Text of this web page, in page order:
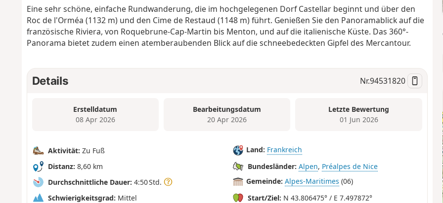
Eine sehr schöne, einfache Rundwanderung, die im hochgelegenen Dorf Castellar beginnt und über den
Roc de l'Orméa (1132 m) und den Cime de Restaud (1148 m) führt. Genießen Sie den Panoramablick auf die
französische Riviera, von Roquebrune-Cap-Martin bis Menton, und aufdie italienische Küste. Das 360°-
Panorama bietet zudem einen atemberaubenden Blick auf die schneebedeckten Gipfel des Mercantour.
Details Nr.94531820
Erstelldatum
08 Apr 2026
Bearbeitungsdatum
20 Apr 2026
Letzte Bewertung
01 Jun 2026
Aktivität: Zu Fuß
Distanz: 8,60 km
Durchschnittliche Dauer: 4:50 Std.
Schwierigkeitsgrad: Mittel
Land: Frankreich
Bundesländer: Alpen, Préalpes de Nice
Gemeinde: Alpes-Maritimes (06)
Start/Ziel: N 43.806475° / E 7.497872°